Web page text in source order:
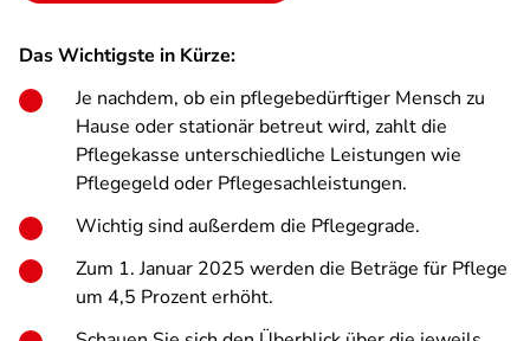
Das Wichtigste in Kürze:
Je nachdem, ob ein pflegebedürftiger Mensch zu
Hause oder stationär betreut wird, zahlt die
Pflegekasse unterschiedliche Leistungen wie
Pflegegeld oder Pflegesachleistungen.
Wichtig sind außerdem die Pflegegrade.
Zum 1. Januar 2025 werden die Beträge für Pflege
um 4,5 Prozent erhöht.